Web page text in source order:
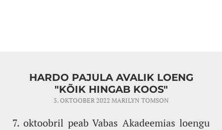
HARDO PAJULA AVALIK LOENG
"KÕIK HINGAB KOOS"
5. OKTOOBER 2022 MARILYN TOMSON
7. oktoobril peab Vabas Akadeemias loengu